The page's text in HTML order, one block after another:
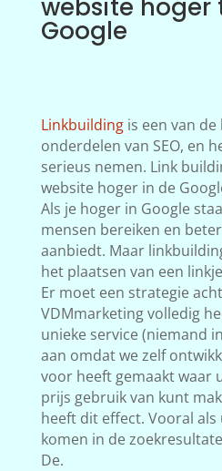
website hoger
Google
Linkbuildingis een van de
onderdelen van SEO, en
serieus nemen. Link
website hoger in de
Als je hoger in Google
mensen bereiken en
aanbiedt. Maar
het plaatsen van een
Er moet een strategie
VDMmarketing volledig
unieke service (niemand
aan omdat we zelf
voor heeft gemaakt waar
prijs gebruik van kunt
heeft dit effect. Vooral als
komen in de
De.